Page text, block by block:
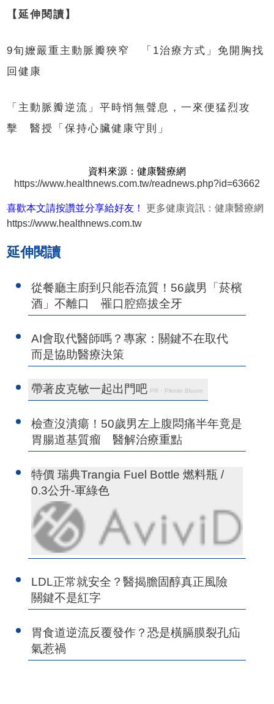
【延伸閱讀】
9旬嬤嚴重主動脈瓣狹窄 「1治療方式」免開胸找
回健康
「主動脈瓣逆流」平時悄無聲息，一來便猛烈攻
擊 醫授「保持心臟健康守則」
資料來源：健康醫療網
https://www.healthnews.com.tw/readnews.php?id=63662
喜歡本文請按讚並分享給好友！
更多健康資訊：健康醫療網
https://www.healthnews.com.tw
延伸閱讀
從餐廳主廚到只能吞流質！56歲男「菸檳
酒」不離口 罹口腔癌拔全牙
AI會取代醫師嗎？專家：關鍵不在取代
而是協助醫療決策
帶著皮克敏一起出門吧 PR・Pikmin Bloom
檢查沒潰瘍！50歲男左上腹悶痛半年竟是
胃腸道基質瘤 醫解治療重點
特價 瑞典Trangia Fuel Bottle 燃料瓶 /
0.3公升-軍綠色
LDL正常就安全？醫揭膽固醇真正風險
關鍵不是紅字
胃食道逆流反覆發作？恐是橫膈膜裂孔疝
氣惹禍